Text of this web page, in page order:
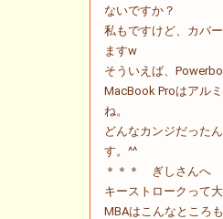
ないですか？
私もですけど、カバ
ますw
そういえば、
MacBook Proはアル
ね。
どんなカンジだった
す。^^
＊＊＊ ぎしさんへ
キーストロークって
MBAはこんなところ